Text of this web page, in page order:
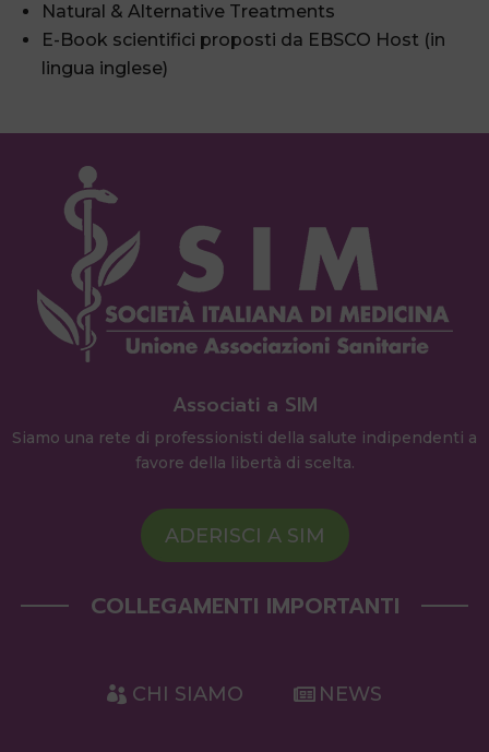
Natural & Alternative Treatments
E-Book scientifici proposti da EBSCO Host (in
lingua inglese)
Associati a SIM
Siamo una rete di professionisti della salute indipendenti a
favore della libertà di scelta.
ADERISCI A SIM
COLLEGAMENTI IMPORTANTI
CHI SIAMO NEWS